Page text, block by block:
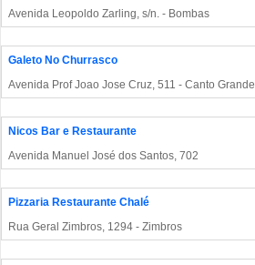
Avenida Leopoldo Zarling, s/n. - Bombas
Galeto No Churrasco
Avenida Prof Joao Jose Cruz, 511 - Canto Grande
Nicos Bar e Restaurante
Avenida Manuel José dos Santos, 702
Pizzaria Restaurante Chalé
Rua Geral Zimbros, 1294 - Zimbros